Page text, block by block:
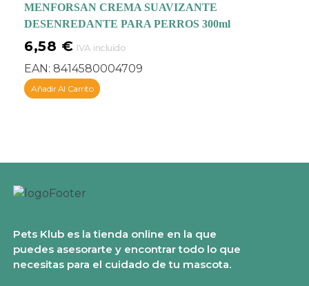
MENFORSAN CREMA SUAVIZANTE
DESENREDANTE PARA PERROS 300ml
6,58 € IVA incluido
EAN: 8414580004709
Añadir Al Carrito
Pets Klub es la tienda online en la que
puedes asesorarte y encontrar todo lo que
necesitas para el cuidado de tu mascota.